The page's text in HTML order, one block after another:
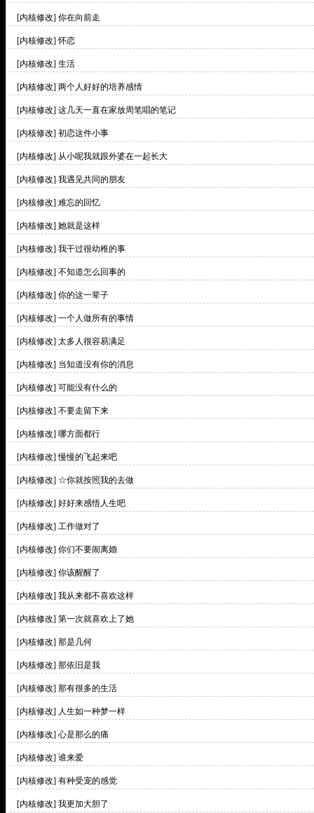
[内核修改] 你在向前走
[内核修改]怀恋
[内核修改] 生活
[内核修改] 两个人好好的培养感情
[内核修改] 这几天一直在家放周笔唱的笔记
[内核修改] 初恋这件小事
[内核修改] 从小呢我就跟外婆在一起长大
[内核修改] 我遇见共同的朋友
[内核修改] 难忘的回忆
[内核修改] 她就是这样
[内核修改] 我干过很幼稚的事
[内核修改] 不知道怎么回事的
[内核修改] 你的这一辈子
[内核修改] 一个人做所有的事情
[内核修改] 太多人很容易满足
[内核修改] 当知道没有你的消息
[内核修改] 可能没有什么的
[内核修改] 不要走留下来
[内核修改] 哪方面都行
[内核修改]慢慢的飞起来吧
[内核修改] ☆你就按照我的去做
[内核修改] 好好来感悟人生吧
[内核修改] 工作做对了
[内核修改] 你们不要闹离婚
[内核修改] 你该醒醒了
[内核修改] 我从来都不喜欢这样
[内核修改] 第一次就喜欢上了她
[内核修改] 那是几何
[内核修改] 那依旧是我
[内核修改] 那有很多的生活
[内核修改] 人生如一种梦一样
[内核修改] 心是那么的痛
[内核修改] 谁来爱
[内核修改] 有种受宠的感觉
[内核修改] 我更加大胆了